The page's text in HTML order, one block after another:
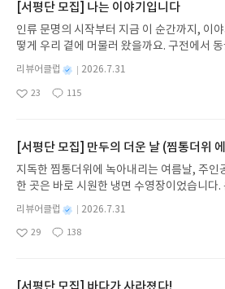
[서평단 모집] 나는 이야기입니다
인류 문명의 시작부터 지금 이 순간까지, 이야
떻게 우리 곁에 머물러 왔을까요. 구전에서 동
와 점토판을 거쳐 종이와 책으로, 그리고 오늘
권의 인쇄본으로 이어지는 이야기의 여정을
는 그림책입니다. 때로는 즐거움을, 때로는 위
가 지닌 본질적 가치와 이야기를 누리는 기쁨
발견하게 합니다.나는 이야기입니다글쓴이댄
노 글/유수현 역출판사소원나무 예스24 바로
기모집인원 : 10명신청기간 : 2026.07.31 ~
8.04발표일자 : 2026.08.06리뷰 작성기한 :
품 받고 2주 이내 ▶ 주소/연락처 업데이트 : 신
별
리뷰어클럽
성
2026.7.31
좋
23
댓
115
작
[서평단 모집] 만두의 더운 날 (찜통더위
지독한 찜통더위에 녹아내리는 여름날, 주인
한 곳은 바로 시원한 냉면 수영장이었습니다.
머러스한 캐릭터와 밝은 색감으로 그려낸 이
더위에 지친 독자들에게 상상만으로도 더위
구를 선사합니다. 소원나무 베스트셀러 시리
통더위 에디션)글쓴이윤식이 저출판사소원
별
리뷰어클럽
성
2026.7.31
좋
29
댓
138
작